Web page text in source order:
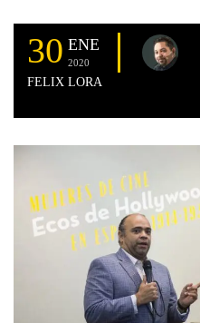
30 ENE
2020
FELIX LORA